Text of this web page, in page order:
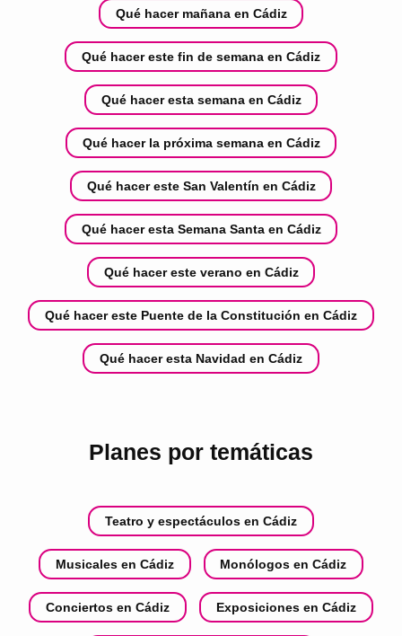
Qué hacer mañana en Cádiz
Qué hacer este fin de semana en Cádiz
Qué hacer esta semana en Cádiz
Qué hacer la próxima semana en Cádiz
Qué hacer este San Valentín en Cádiz
Qué hacer esta Semana Santa en Cádiz
Qué hacer este verano en Cádiz
Qué hacer este Puente de la Constitución en Cádiz
Qué hacer esta Navidad en Cádiz
Planes por temáticas
Teatro y espectáculos en Cádiz
Musicales en Cádiz Monólogos en Cádiz
Conciertos en Cádiz Exposiciones en Cádiz